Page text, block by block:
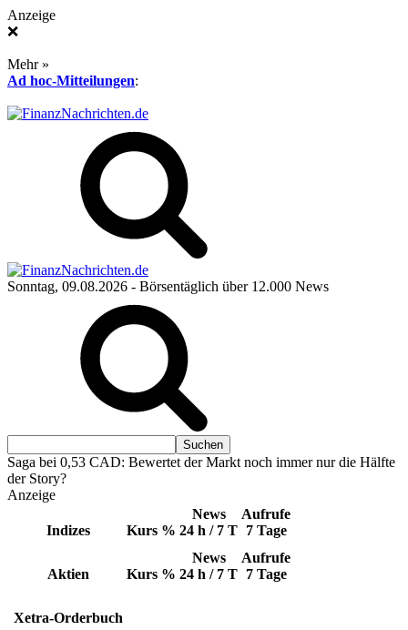
Anzeige
❌
Mehr »
Ad hoc-Mitteilungen:
Sonntag, 09.08.2026 - Börsentäglich über 12.000 News
Saga bei 0,53 CAD: Bewertet der Markt noch immer nur die Hälfte
der Story?
Anzeige
Indizes Kurs %
News
24 h / 7 T
Aufrufe
7 Tage
Aktien Kurs %
News
24 h / 7 T
Aufrufe
7 Tage
Xetra-Orderbuch